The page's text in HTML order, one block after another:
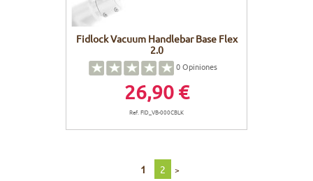
Fidlock Vacuum Handlebar Base Flex
2.0
0Opiniones
26,90 €
Ref. FID_VB-000CBLK
1 2 >